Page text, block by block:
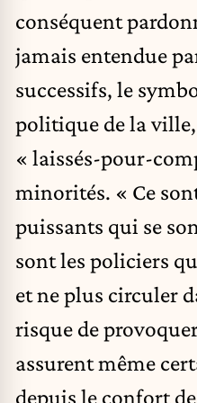
conséquent
jamais entendue
successifs, le
politique de la
« laissés-pour-
minorités. « Ce
puissants qui se
sont les policiers
et ne plus circuler
risque de
assurent même
depuis le confort